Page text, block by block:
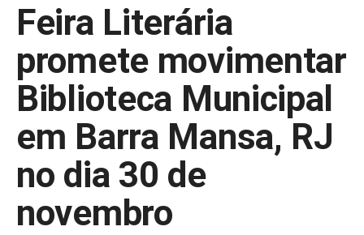
Feira Literária
promete movimentar
Biblioteca Municipal
em Barra Mansa, RJ
no dia 30 de
novembro